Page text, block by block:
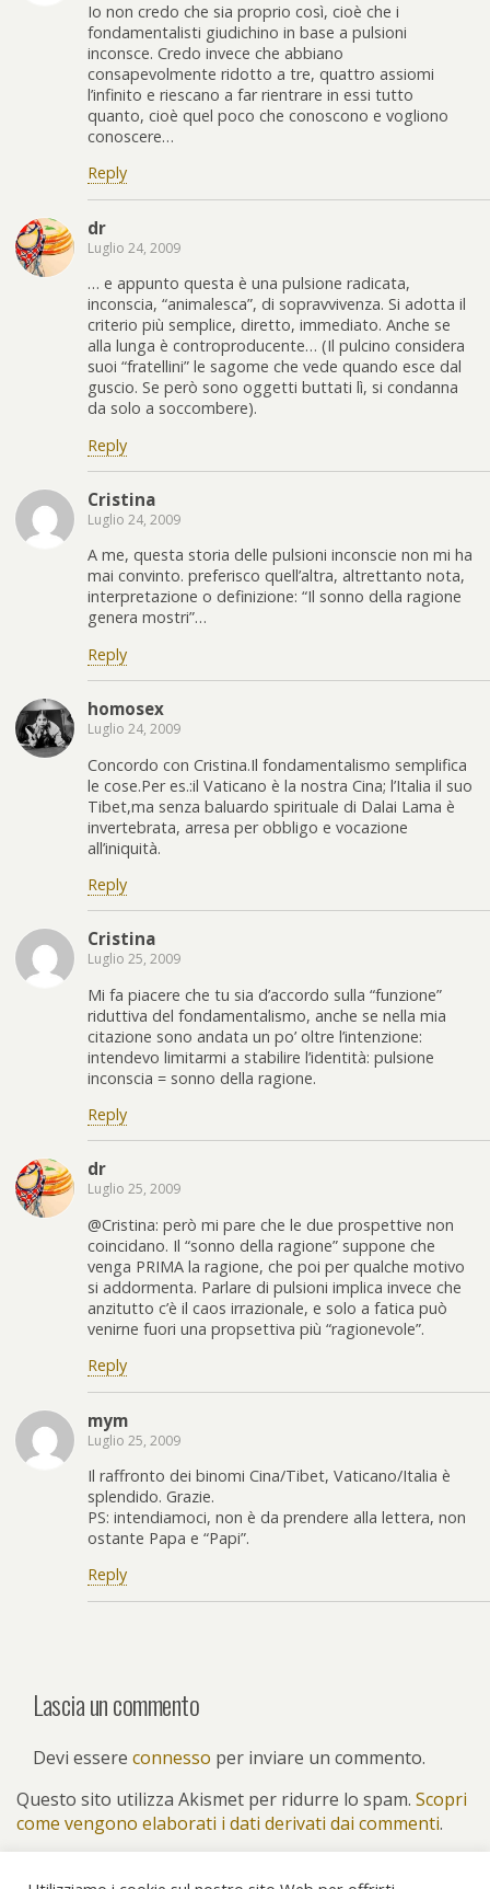
Io non credo che sia proprio così, cioè che i
fondamentalisti giudichino in base a pulsioni
inconsce. Credo invece che abbiano
consapevolmente ridotto a tre, quattro assiomi
l’infinito e riescano a far rientrare in essi tutto
quanto, cioè quel poco che conoscono e vogliono
conoscere…
Reply
dr
Luglio 24, 2009
… e appunto questa è una pulsione radicata,
inconscia, “animalesca”, di sopravvivenza. Si adotta il
criterio più semplice, diretto, immediato. Anche se
alla lunga è controproducente… (Il pulcino considera
suoi “fratellini” le sagome che vede quando esce dal
guscio. Se però sono oggetti buttati lì, si condanna
da solo a soccombere).
Reply
Cristina
Luglio 24, 2009
A me, questa storia delle pulsioni inconscie non mi ha
mai convinto. preferisco quell’altra, altrettanto nota,
interpretazione o definizione: “Il sonno della ragione
genera mostri”…
Reply
homosex
Luglio 24, 2009
Concordo con Cristina.Il fondamentalismo semplifica
le cose.Per es.:il Vaticano è la nostra Cina; l’Italia il suo
Tibet,ma senza baluardo spirituale di Dalai Lama è
invertebrata, arresa per obbligo e vocazione
all’iniquità.
Reply
Cristina
Luglio 25, 2009
Mi fa piacere che tu sia d’accordo sulla “funzione”
riduttiva del fondamentalismo, anche se nella mia
citazione sono andata un po’ oltre l’intenzione:
intendevo limitarmi a stabilire l’identità: pulsione
inconscia = sonno della ragione.
Reply
dr
Luglio 25, 2009
@Cristina: però mi pare che le due prospettive non
coincidano. Il “sonno della ragione” suppone che
venga PRIMA la ragione, che poi per qualche motivo
si addormenta. Parlare di pulsioni implica invece che
anzitutto c’è il caos irrazionale, e solo a fatica può
venirne fuori una propsettiva più “ragionevole”.
Reply
mym
Luglio 25, 2009
Il raffronto dei binomi Cina/Tibet, Vaticano/Italia è
splendido. Grazie.
PS: intendiamoci, non è da prendere alla lettera, non
ostante Papa e “Papi”.
Reply
Lascia un commento
Devi essere connesso per inviare un commento.
Questo sito utilizza Akismet per ridurre lo spam. Scopri
come vengono elaborati i dati derivati dai commenti.